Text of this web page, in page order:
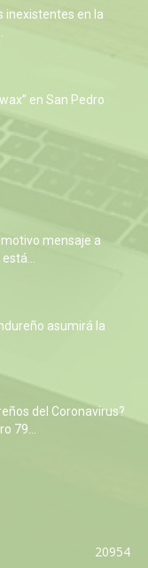
inexistentes en la
en San Pedro
mensaje a
asumirá la
del Coronavirus?
79...
20954